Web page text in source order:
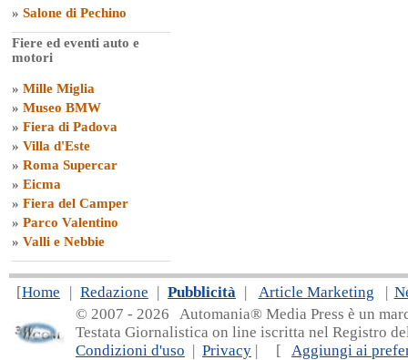
» Salone di Pechino
Fiere ed eventi auto e
motori
» Mille Miglia
» Museo BMW
» Fiera di Padova
» Villa d'Este
» Roma Supercar
» Eicma
» Fiera del Camper
» Parco Valentino
» Valli e Nebbie
[Home | Redazione | Pubblicità | Article Marketing |
© 2007 - 2026 Automania® Media Press è un
Testata Giornalistica on line iscritta nel Registro
Condizioni d'uso | Privacy | [ Aggiungi ai